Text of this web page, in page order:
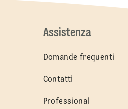
Assistenza
Domande frequenti
Contatti
Professional